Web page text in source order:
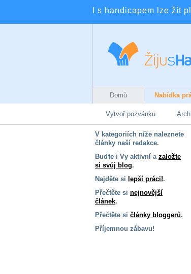
I s handicapem lze žít
Domů Nabídka
Vytvoř pozvánku
V kategoriích níže naleznete
články naší redakce.
Buďte i Vy aktivní a založte
si svůj blog.
Najděte si lepší práci!.
Přečtěte si nejnovější
článek.
Přečtěte si články bloggerů.
Příjemnou zábavu!